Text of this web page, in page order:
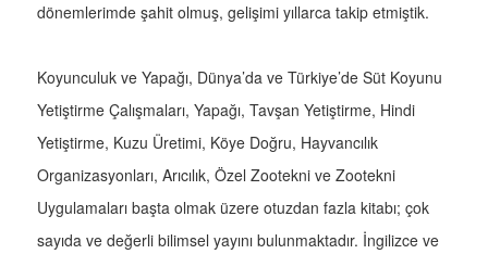
dönemlerimde şahit olmuş, gelişimi yıllarca takip etmiştik.
Koyunculuk ve Yapağı, Dünya’da ve Türkiye’de Süt Koyunu
Yetiştirme Çalışmaları, Yapağı, Tavşan Yetiştirme, Hindi
Yetiştirme, Kuzu Üretimi, Köye Doğru, Hayvancılık
Organizasyonları, Arıcılık, Özel Zootekni ve Zootekni
Uygulamaları başta olmak üzere otuzdan fazla kitabı; çok
sayıda ve değerli bilimsel yayını bulunmaktadır. İngilizce ve